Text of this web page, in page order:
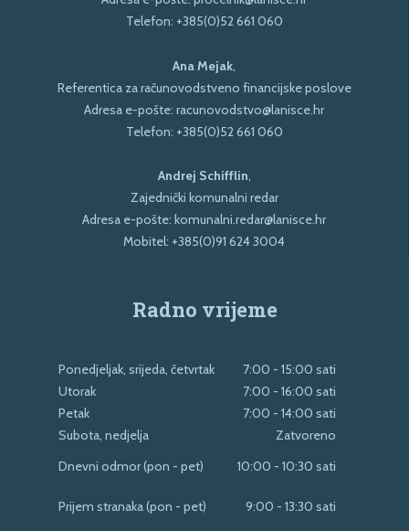
Telefon: +385(0)52 661 060
Ana Mejak,
Referentica za računovodstveno financijske poslove
Adresa e-pošte: racunovodstvo@lanisce.hr
Telefon: +385(0)52 661 060
Andrej Schifflin,
Zajednički komunalni redar
Adresa e-pošte: komunalni.redar@lanisce.hr
Mobitel: +385(0)91 624 3004
Radno vrijeme
Ponedjeljak, srijeda, četvrtak
7:00 - 15:00 sati
Utorak
7:00 - 16:00 sati
Petak
7:00 - 14:00 sati
Subota, nedjelja
Zatvoreno
Dnevni odmor (pon - pet)
10:00 - 10:30 sati
Prijem stranaka (pon - pet) 9:00 - 13:30 sati